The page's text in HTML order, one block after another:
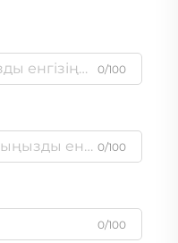
0/100
0/100
0/100